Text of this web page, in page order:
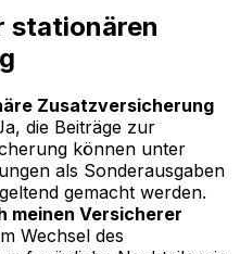
stationären
Zusatzversicherung
die Beiträge zur
können unter
als Sonderausgaben
gemacht werden.
meinen Versicherer
Wechsel des